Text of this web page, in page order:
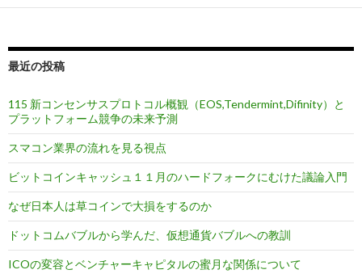
ョ
最近の投稿
115 新コンセンサスプロトコル概観（EOS,Tendermint,Difinity）と
プラットフォーム競争の未来予測
スマコン業界の流れを見る視点
ビットコインキャッシュ１１月のハードフォークにむけた議論入門
なぜ日本人は草コインで大損をするのか
ドットコムバブルから学んだ、仮想通貨バブルへの教訓
ICOの変容とベンチャーキャピタルの蜜月な関係について